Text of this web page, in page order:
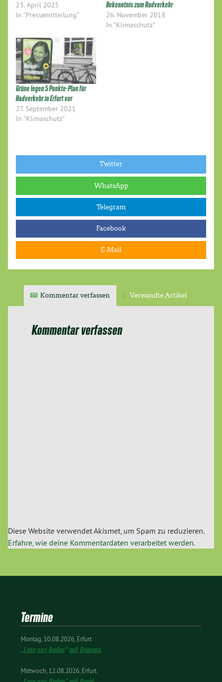
23. April 2025
In "Pressemitteilung"
Bekenntnis zum Radverkehr
26. November 2018
In "Klimaschutz"
Grüne legen 5 Punkte-Plan für
Radverkehr in Erfurt vor
27. September 2021
In "Klimaschutz"
Twitter
WhatsApp
Telegram
Facebook
E-Mail
Kommentar verfassen Verwandte Artikel
Kommentar verfassen
Diese Website verwendet Akismet, um Spam zu reduzieren.
Erfahre, wie deine Kommentardaten verarbeitet werden.
Termine
Montag 10.08.2026 Erfurt
„Lass uns Reden“ mit Ramona
Mittwoch 12.08.2026 Erfurt